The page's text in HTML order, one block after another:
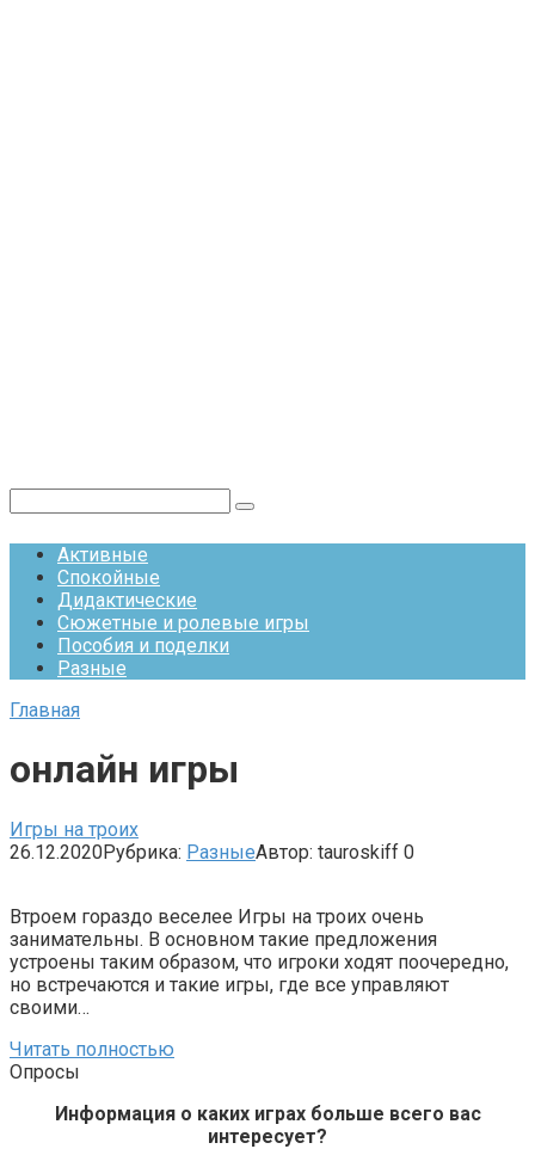
Активные
Спокойные
Дидактические
Сюжетные и ролевые игры
Пособия и поделки
Разные
Главная
онлайн игры
Игры на троих
26.12.2020Рубрика: РазныеАвтор: tauroskiff 0
Втроем гораздо веселее Игры на троих очень
занимательны. В основном такие предложения
устроены таким образом, что игроки ходят поочередно,
но встречаются и такие игры, где все управляют
своими…
Читать полностью
Опросы
Информация о каких играх больше всего вас
интересует?